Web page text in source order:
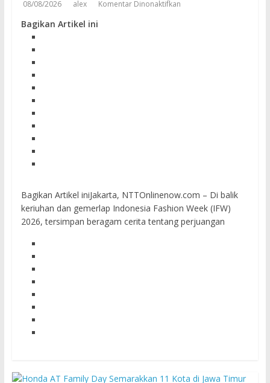
08/08/2026 alex Komentar Dinonaktifkan
Bagikan Artikel ini
Bagikan Artikel iniJakarta, NTTOnlinenow.com – Di balik
keriuhan dan gemerlap Indonesia Fashion Week (IFW)
2026, tersimpan beragam cerita tentang perjuangan